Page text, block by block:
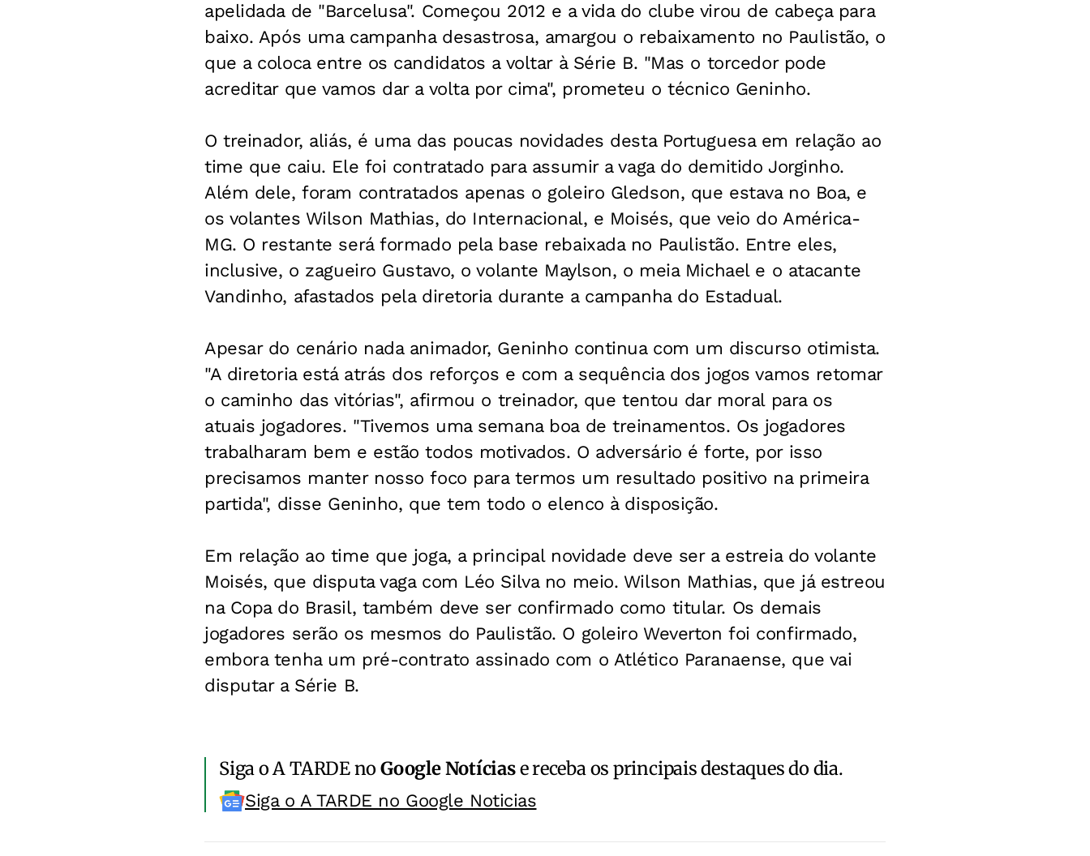
apelidada de "Barcelusa". Começou 2012 e a vida do clube virou de cabeça para
baixo. Após uma campanha desastrosa, amargou o rebaixamento no Paulistão, o
que a coloca entre os candidatos a voltar à Série B. "Mas o torcedor pode
acreditar que vamos dar a volta por cima", prometeu o técnico Geninho.
O treinador, aliás, é uma das poucas novidades desta Portuguesa em relação ao
time que caiu. Ele foi contratado para assumir a vaga do demitido Jorginho.
Além dele, foram contratados apenas o goleiro Gledson, que estava no Boa, e
os volantes Wilson Mathias, do Internacional, e Moisés, que veio do América-
MG. O restante será formado pela base rebaixada no Paulistão. Entre eles,
inclusive, o zagueiro Gustavo, o volante Maylson, o meia Michael e o atacante
Vandinho, afastados pela diretoria durante a campanha do Estadual.
Apesar do cenário nada animador, Geninho continua com um discurso otimista.
"A diretoria está atrás dos reforços e com a sequência dos jogos vamos retomar
o caminho das vitórias", afirmou o treinador, que tentou dar moral para os
atuais jogadores. "Tivemos uma semana boa de treinamentos. Os jogadores
trabalharam bem e estão todos motivados. O adversário é forte, por isso
precisamos manter nosso foco para termos um resultado positivo na primeira
partida", disse Geninho, que tem todo o elenco à disposição.
Em relação ao time que joga, a principal novidade deve ser a estreia do volante
Moisés, que disputa vaga com Léo Silva no meio. Wilson Mathias, que já estreou
na Copa do Brasil, também deve ser confirmado como titular. Os demais
jogadores serão os mesmos do Paulistão. O goleiro Weverton foi confirmado,
embora tenha um pré-contrato assinado com o Atlético Paranaense, que vai
disputar a Série B.
Siga o A TARDE noGoogle Notíciase receba os principais destaques do dia.
Siga o A TARDE no Google Noticias